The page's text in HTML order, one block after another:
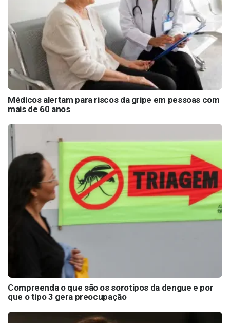
Médicos alertam para riscos da gripe em pessoas com
mais de 60 anos
Compreenda o que são os sorotipos da dengue e por
que o tipo 3 gera preocupação